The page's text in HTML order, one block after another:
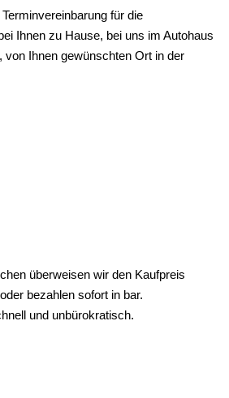
für die
Ihnen zu Hause, bei uns im Autohaus
von Ihnen gewünschten Ort in der
überweisen wir den Kaufpreis
bezahlen sofort in bar.
und unbürokratisch.